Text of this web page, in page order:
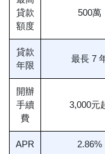
貸款
額度
500萬
貸款
年限
最長 7
開辦
手續
費
3,000元
APR 2.86%